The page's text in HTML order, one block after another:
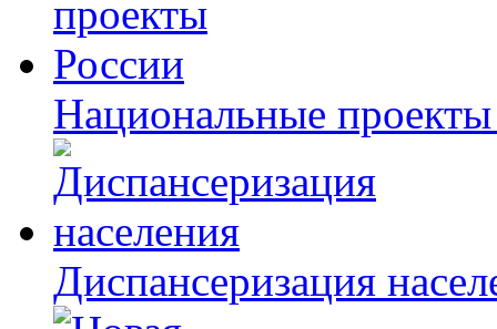
Национальные
Диспансеризация